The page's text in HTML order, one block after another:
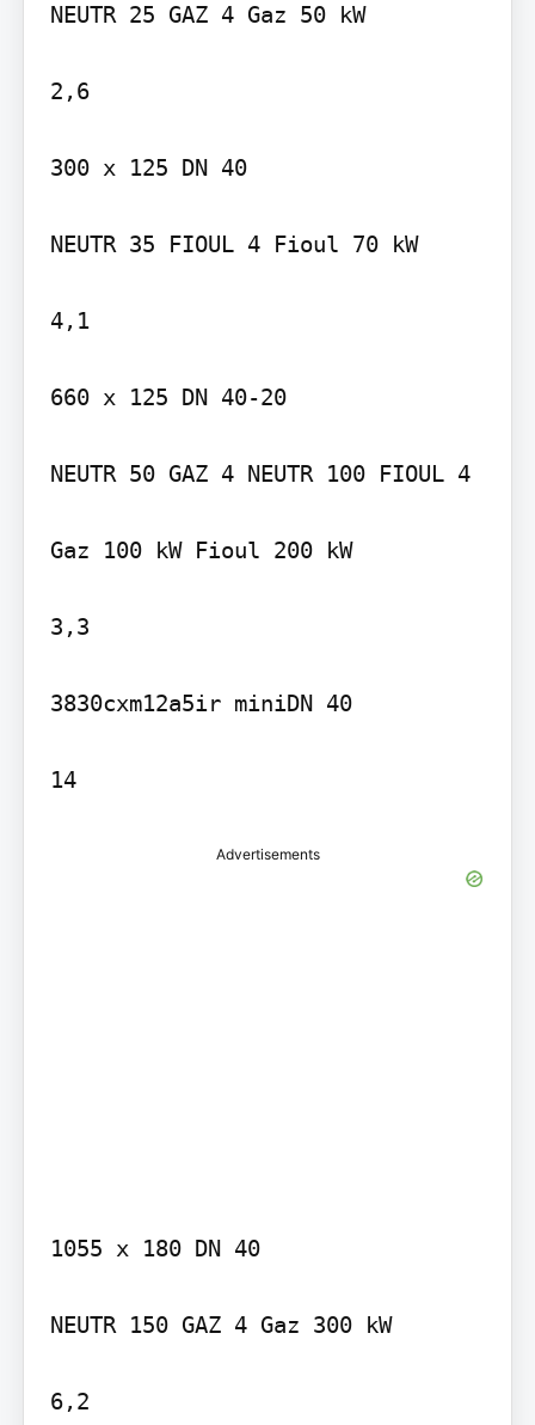
NEUTR 25 GAZ 4 Gaz 50 kW
2,6
300 x 125 DN 40
NEUTR 35 FIOUL 4 Fioul 70 kW
4,1
660 x 125 DN 40-20
NEUTR 50 GAZ 4 NEUTR 100 FIOUL 4
Gaz 100 kW Fioul 200 kW
3,3
3830cxm12a5ir miniDN 40
14
Advertisements
1055 x 180 DN 40
NEUTR 150 GAZ 4 Gaz 300 kW
6,2